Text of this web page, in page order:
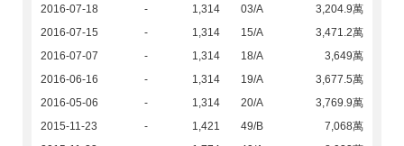
2016-07-18 - 1,314 03/A
3,204.9萬
2016-07-15
- 1,314 15/A
3,471.2萬
2016-07-07
- 1,314 18/A
3,649萬
2016-06-16
- 1,314 19/A
3,677.5萬
2016-05-06
- 1,314 20/A
3,769.9萬
2015-11-23
- 1,421 49/B
7,068萬